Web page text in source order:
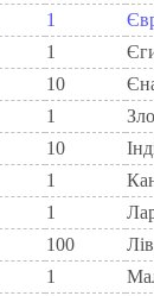
1
1
10
1
10
1
1
100
1